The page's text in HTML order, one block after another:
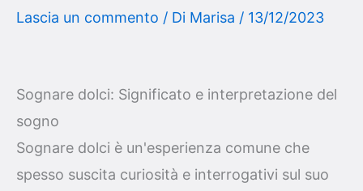
Lascia un commento / Di Marisa / 13/12/2023
Sognare dolci: Significato e interpretazione del
sogno
Sognare dolci è un'esperienza comune che
spesso suscita curiosità e interrogativi sul suo